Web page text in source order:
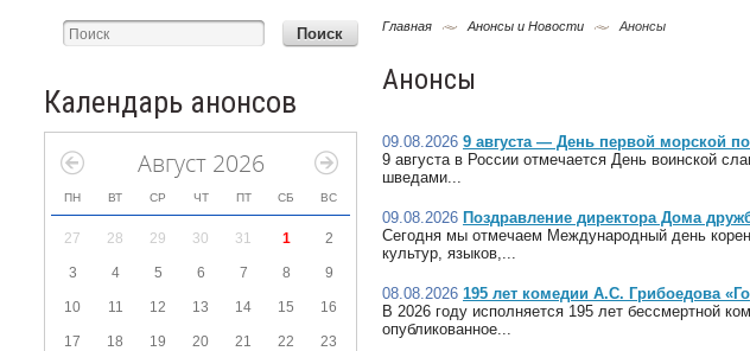
Календарь анонсов
Август 2026
ПН ВТ СР ЧТ ПТ СБ ВС
27 28 29 30 31 1 2
3 4 5 6 7 8 9
10 11 12 13 14 15 16
17 18 19 20 21 22 23
Главная Анонсы и Новости Анонсы
Анонсы
09.08.2026 9 августа — День первой морской
9 августа в России отмечается День воинской
шведами...
09.08.2026 Поздравление директора Дома
Сегодня мы отмечаем Международный день
культур, языков,...
08.08.2026 195 лет комедии А.С. Грибоедова
В 2026 году исполняется 195 лет бессмертной
опубликованное...